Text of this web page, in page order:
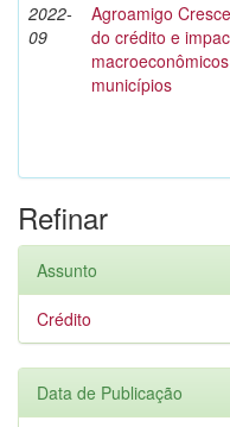
2022-
09
Agroamigo
do crédito e
municípios
Refinar
Assunto
Crédito
Data de Publicação